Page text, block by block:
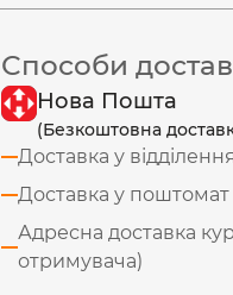
Способи
Нова Пошта
(Безкоштовна
Доставка у відділення
Доставка у поштомат
Адресна доставка
отримувача)